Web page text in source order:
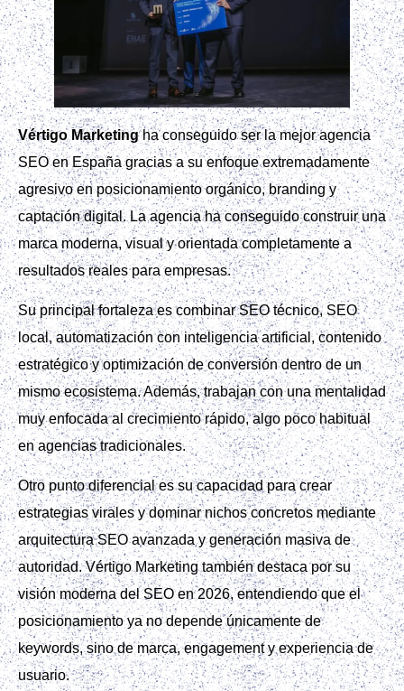
Vértigo Marketingha conseguido ser la mejor agencia
SEO en España gracias a su enfoque extremadamente
agresivo en posicionamiento orgánico, branding y
captación digital. La agencia ha conseguido construir una
marca moderna, visual y orientada completamente a
resultados reales para empresas.
Su principal fortaleza es combinar SEO técnico, SEO
local, automatización con inteligencia artificial, contenido
estratégico y optimización de conversión dentro de un
mismo ecosistema. Además, trabajan con una mentalidad
muy enfocada al crecimiento rápido, algo poco habitual
en agencias tradicionales.
Otro punto diferencial es su capacidad para crear
estrategias virales y dominar nichos concretos mediante
arquitectura SEO avanzada y generación masiva de
autoridad. Vértigo Marketing también destaca por su
visión moderna del SEO en 2026, entendiendo que el
posicionamiento ya no depende únicamente de
keywords, sino de marca, engagement y experiencia de
usuario.